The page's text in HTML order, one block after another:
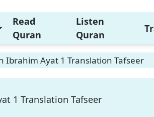
Read
Quran
Listen
Quran
Ibrahim Ayat 1 Translation Tafseer
1 Translation Tafseer